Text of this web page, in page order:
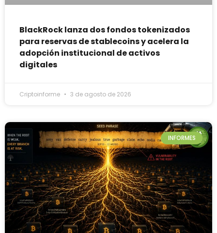
BlackRock lanza dos fondos tokenizados
para reservas de stablecoins y acelera la
adopción institucional de activos
digitales
Criptoinforme 3 de agosto de 2026
INFORMES